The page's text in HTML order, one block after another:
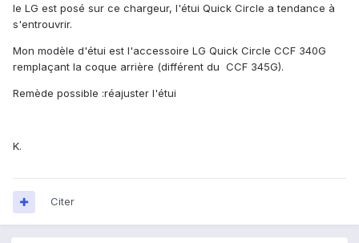
le LG est posé sur ce chargeur, l'étui Quick Circle a tendance à
s'entrouvrir.
Mon modèle d'étui est l'accessoire LG Quick Circle CCF 340G
remplaçant la coque arrière (différent du CCF 345G).
Remède possible :réajuster l'étui
K.
Citer